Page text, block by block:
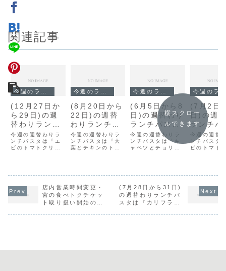
関連記事
(12月27日か
ら29日)の週
替わりランチ
パスタは『エ
ビのトマトク
リーム』で
今週の週替わりラ
ンチパスタは『エ
ビのトマトクリー
(8月20日から
22日)の週替
わりランチパ
スタは『大葉
とチキンのト
マトソース』
今週の週替わりラ
ンチパスタは『大
葉とチキンのトマ
(6月5日から8
日)の週替わり
ランチパスタ
は『キャベツ
とチョリソ
ー』です。
今週の週替わりラ
ンチパスタは『キ
ャベツとチョリソ
(7月2日
日)の週
ランチパ
は『エビ
マトクリ
ム』です
今週の週替
ンチパスタ
ビのトマト
横スクロー
ルできます
店内営業時間変更・
宮の食べトクチケッ
ト取り扱い開始のお
(7月28日から31日)
の週替わりランチパ
スタは『カリフラワ